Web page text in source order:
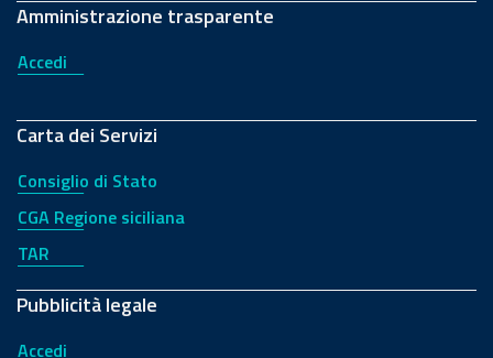
Amministrazione trasparente
Accedi
Carta dei Servizi
Consiglio di Stato
CGA Regione siciliana
TAR
Pubblicità legale
Accedi